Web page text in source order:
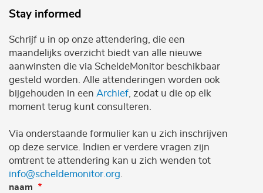
Stay informed
Schrijf u in op onze attendering, die een
maandelijks overzicht biedt van alle nieuwe
aanwinsten die via ScheldeMonitor beschikbaar
gesteld worden. Alle attenderingen worden ook
bijgehouden in een Archief , zodat u die op elk
moment terug kunt consulteren.
Via onderstaande formulier kan u zich inschrijven
op deze service. Indien er verdere vragen zijn
omtrent te attendering kan u zich wenden tot
info@scheldemonitor.org
naam